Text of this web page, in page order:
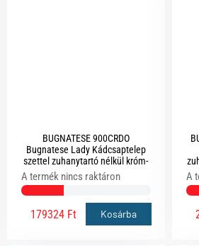
BUGNATESE 900CRDO
Bugnatese Lady Kádcsaptelep
szettel zuhanytartó nélkül króm-
arany színben
A termék nincs raktáron
179324 Ft Kosárba
A